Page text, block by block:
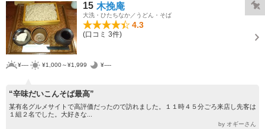
15 木挽庵
大洗・ひたちなか／うどん・そば
4.3
(口コミ 3件)
¥---- ¥1,000～¥1,999 ¥----
“辛味だいこんそば最高”
某有名グルメサイトで高評価だったので訪れました。１１時４５分ごろ来店し先客は
１組２名でした。大好きな...
by オギーさん